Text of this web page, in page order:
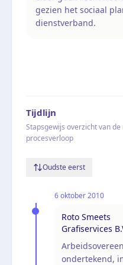
gezien het sociaal
dienstverband.
Tijdlijn
Stapsgewijs overzicht van
procesverloop
Oudste eerst
6 oktober 2010
Roto Smeets
Grafiservices
ondertekend,